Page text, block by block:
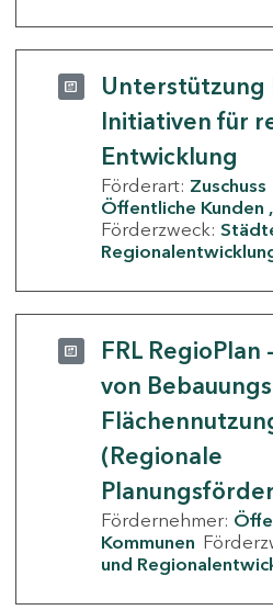
Unterstützung
Initiativen für
Entwicklung
Förderart: Zuschuss
Öffentliche Kunden
Förderzweck:
FRL
von
(Regionale
Fördernehmer:
Kommunen
und